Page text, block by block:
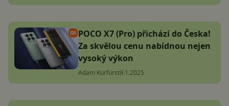
POCO X7 (Pro) přichází do Česka!
Za skvělou cenu nabídnou nejen
vysoký výkon
Adam Kurfürst9.1.2025